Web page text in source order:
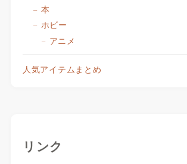
本
ホビー
アニメ
人気アイテムまとめ
リンク